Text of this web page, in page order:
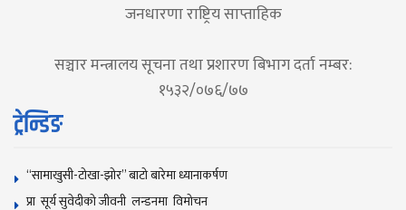
जनधारणा राष्ट्रिय साप्ताहिक
सञ्चार मन्त्रालय सूचना तथा प्रशारण बिभाग दर्ता नम्बर:
१५३२/०७६/७७
ट्रेन्डिङ
“सामाखुसी-टोखा-झोर” बाटो बारेमा ध्यानाकर्षण
प्रा सूर्य सुवेदीको जीवनी लन्डनमा विमोचन